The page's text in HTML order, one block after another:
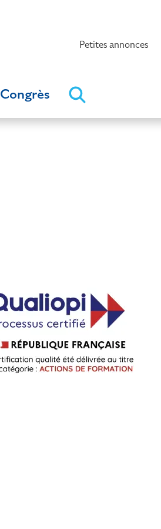
Petites annonces
Congrès